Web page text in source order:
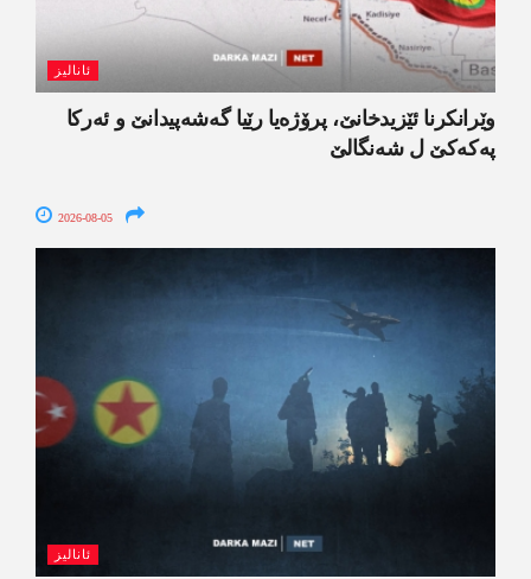
ئانالیز
وێرانکرنا ئێزیدخانێ، پرۆژەیا رێیا گەشەپیدانێ و ئەرکا
پەکەکێ ل شەنگالێ
2026-08-05
ئانالیز